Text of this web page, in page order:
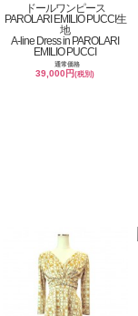
ドールワンピース
PAROLARI EMILIO PUCCI生
地
A-line Dress in PAROLARI
EMILIO PUCCI
通常価格
39,000円(税別)